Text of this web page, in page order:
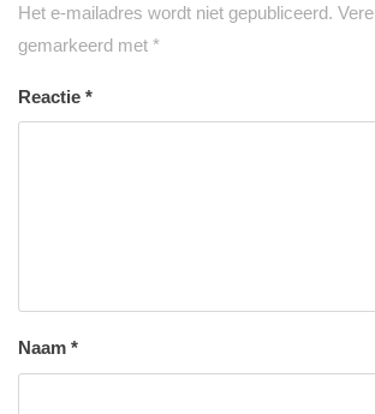
Het e-mailadres wordt niet gepubliceerd.
gemarkeerd met *
Reactie *
Naam *